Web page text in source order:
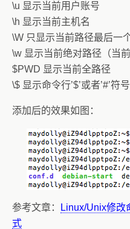
\u 显示当前用户账号
\h 显示当前主机名
\W 只显示当前路径最后一
\w 显示当前绝对路径（当
$PWD 显示当前全路径
\$ 显示命令行’$’或者’#’符号
添加后的效果如图：
参考文章：
Linux/Unix修改
式